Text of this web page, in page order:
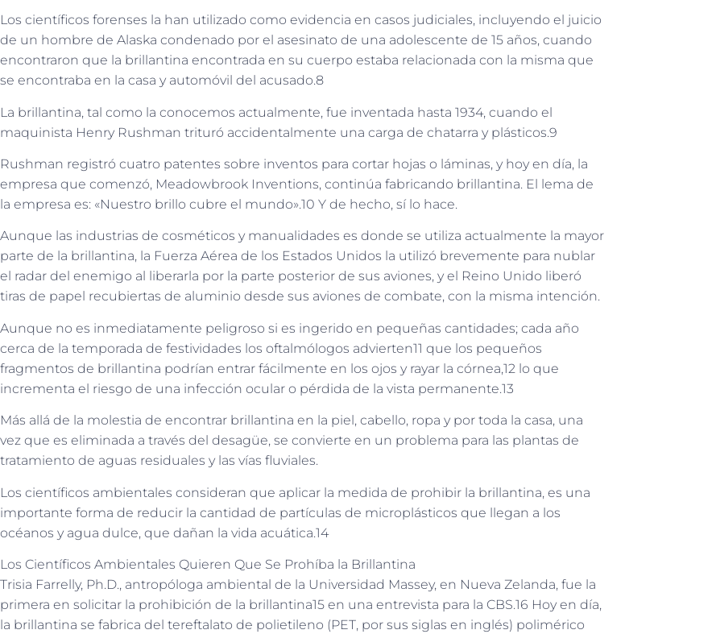
Los científicos forenses la han utilizado como evidencia en casos judiciales, incluyendo el juicio
de un hombre de Alaska condenado por el asesinato de una adolescente de 15 años, cuando
encontraron que la brillantina encontrada en su cuerpo estaba relacionada con la misma que
se encontraba en la casa y automóvil del acusado.8
La brillantina, tal como la conocemos actualmente, fue inventada hasta 1934, cuando el
maquinista Henry Rushman trituró accidentalmente una carga de chatarra y plásticos.9
Rushman registró cuatro patentes sobre inventos para cortar hojas o láminas, y hoy en día, la
empresa que comenzó, Meadowbrook Inventions, continúa fabricando brillantina. El lema de
la empresa es: «Nuestro brillo cubre el mundo».10 Y de hecho, sí lo hace.
Aunque las industrias de cosméticos y manualidades es donde se utiliza actualmente la mayor
parte de la brillantina, la Fuerza Aérea de los Estados Unidos la utilizó brevemente para nublar
el radar del enemigo al liberarla por la parte posterior de sus aviones, y el Reino Unido liberó
tiras de papel recubiertas de aluminio desde sus aviones de combate, con la misma intención.
Aunque no es inmediatamente peligroso si es ingerido en pequeñas cantidades; cada año
cerca de la temporada de festividades los oftalmólogos advierten11 que los pequeños
fragmentos de brillantina podrían entrar fácilmente en los ojos y rayar la córnea,12 lo que
incrementa el riesgo de una infección ocular o pérdida de la vista permanente.13
Más allá de la molestia de encontrar brillantina en la piel, cabello, ropa y por toda la casa, una
vez que es eliminada a través del desagüe, se convierte en un problema para las plantas de
tratamiento de aguas residuales y las vías fluviales.
Los científicos ambientales consideran que aplicar la medida de prohibir la brillantina, es una
importante forma de reducir la cantidad de partículas de microplásticos que llegan a los
océanos y agua dulce, que dañan la vida acuática.14
Los Científicos Ambientales Quieren Que Se Prohíba la Brillantina
Trisia Farrelly, Ph.D., antropóloga ambiental de la Universidad Massey, en Nueva Zelanda, fue la
primera en solicitar la prohibición de la brillantina15 en una entrevista para la CBS.16 Hoy en día,
la brillantina se fabrica del tereftalato de polietileno (PET, por sus siglas en inglés) polimérico